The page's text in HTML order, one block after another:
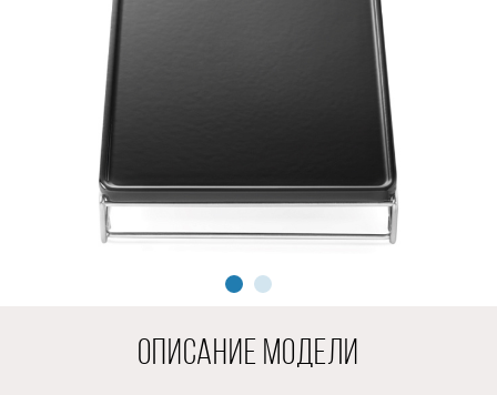
ОПИСАНИЕ МОДЕЛИ